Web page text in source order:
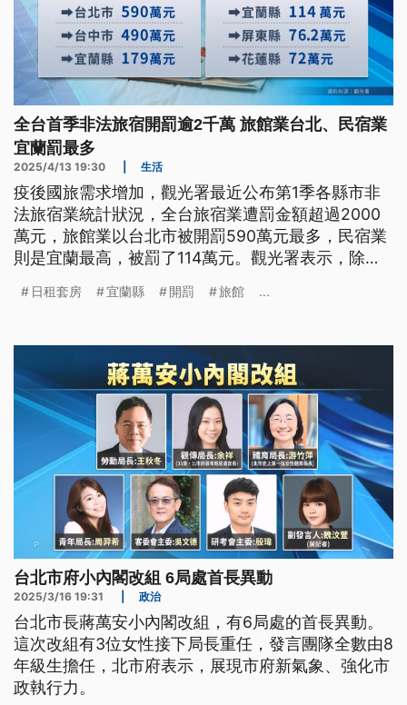
全台首季非法旅宿開罰逾2千萬 旅館業台北、民宿業
宜蘭罰最多
2025/4/13 19:30 生活
疫後國旅需求增加，觀光署最近公布第1季各縣市非
法旅宿業統計狀況，全台旅宿業遭罰金額超過2000
萬元，旅館業以台北市被開罰590萬元最多，民宿業
則是宜蘭最高，被罰了114萬元。觀光署表示，除了
強查緝力道。
日租套房 宜蘭縣 開罰 旅館 ...
台北市府小內閣改組 6局處首長異動
2025/3/16 19:31 政治
台北市長蔣萬安小內閣改組，有6局處的首長異動。
這次改組有3位女性接下局長重任，發言團隊全數由8
年級生擔任，北市府表示，展現市府新氣象、強化市
政執行力。